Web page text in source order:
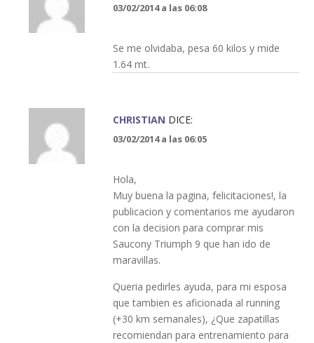
03/02/2014 a las 06:08
Se me olvidaba, pesa 60 kilos y mide
1.64 mt.
CHRISTIAN DICE:
03/02/2014 a las 06:05
Hola,
Muy buena la pagina, felicitaciones!, la
publicacion y comentarios me ayudaron
con la decision para comprar mis
Saucony Triumph 9 que han ido de
maravillas.
Queria pedirles ayuda, para mi esposa
que tambien es aficionada al running
(+30 km semanales), ¿Que zapatillas
recomiendan para entrenamiento para